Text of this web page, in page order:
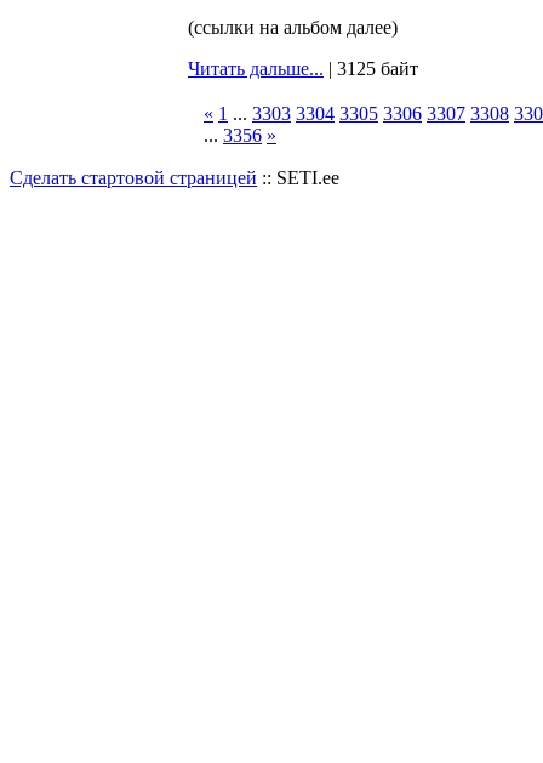
(ссылки на альбом далее)
Читать дальше... | 3125 байт
« 1 ... 3303 3304 3305 3306 3307 3308
... 3356 »
Сделать стартовой страницей :: SETI.ee